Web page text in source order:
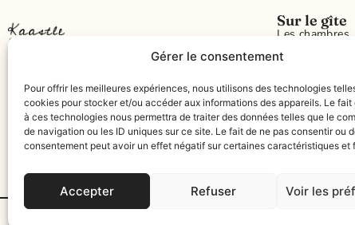
Gérer le consentement
Pour offrir les meilleures expériences, nous utilisons des technologies
cookies pour stocker et/ou accéder aux informations des appareils. Le fait
à ces technologies nous permettra de traiter des données telles que le
de navigation ou les ID uniques sur ce site. Le fait de ne pas consentir ou
consentement peut avoir un effet négatif sur certaines caractéristiques et
Accepter Refuser Voir les
Réserver
Sur le gîte
Les chambres
Les extérieurs
La cuisine
Les espaces
La salle de